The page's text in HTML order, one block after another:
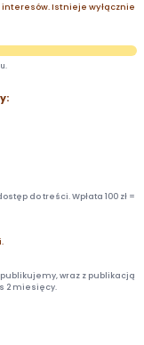
Istnieje wyłącznie
do treści. Wpłata 100 zł =
wraz z publikacją
2 miesięcy.